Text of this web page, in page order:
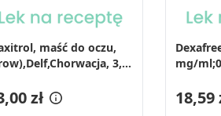
maść do oczu,
3,5
zł
mg/
18,59